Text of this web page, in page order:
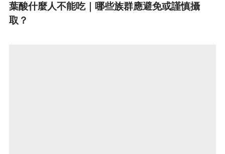
葉酸什麼人不能吃｜哪些族群應避免或謹慎攝
取？